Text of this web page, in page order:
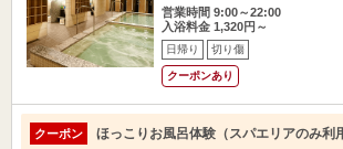
営業時間 9:00～22:00
入浴料金 1,320円～
日帰り 切り傷
クーポンあり
クーポン ほっこりお風呂体験（スパエリアのみ利